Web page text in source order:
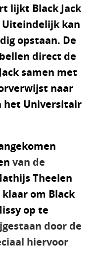
lijkt Black Jack
kan
opstaan. De
direct de
samen met
naar
het Universitair
van de
Theelen
klaar om Black
op te
door de
hiervoor